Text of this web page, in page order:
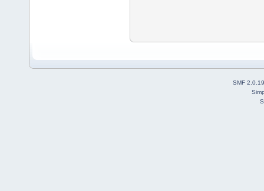
SMF 2.0.19